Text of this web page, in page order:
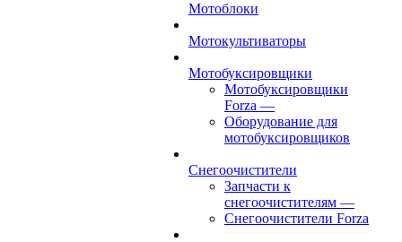
Мотоблоки
Мотокультиваторы
Мотобуксировщики
Мотобуксировщики
Forza —
Оборудование для
мотобуксировщиков
Снегоочистители
Запчасти к
снегоочистителям —
Снегоочистители Forza